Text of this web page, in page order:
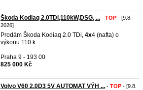
Škoda Kodiaq 2.0TDi,110kW,DSG, ... - TOP - [9.8.
2026]
Prodám Škoda Kodiaq 2.0 TDi, 4x4 (nafta) o
výkonu 110 k ...
Praha 9 - 193 00
825 000 Kč
Volvo V60 2.0D3 5V AUTOMAT VÝH ... - TOP - [9.8.